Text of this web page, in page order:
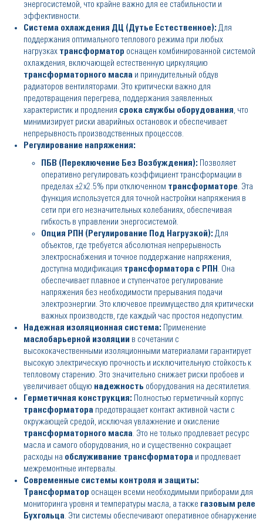
энергосистемой, что крайне важно для ее стабильности и
эффективности.
Система охлаждения ДЦ (Дутье Естественное): Для
поддержания оптимального теплового режима при любых
нагрузках трансформатор оснащен комбинированной системой
охлаждения, включающей естественную циркуляцию
трансформаторного масла и принудительный обдув
радиаторов вентиляторами. Это критически важно для
предотвращения перегрева, поддержания заявленных
характеристик и продления срока службы оборудования, что
минимизирует риски аварийных остановок и обеспечивает
непрерывность производственных процессов.
Регулирование напряжения:
ПБВ (Переключение Без Возбуждения): Позволяет
оперативно регулировать коэффициент трансформации в
пределах ±2x2.5% при отключенном трансформаторе. Эта
функция используется для точной настройки напряжения в
сети при его незначительных колебаниях, обеспечивая
гибкость в управлении энергосистемой.
Опция РПН (Регулирование Под Нагрузкой): Для
объектов, где требуется абсолютная непрерывность
электроснабжения и точное поддержание напряжения,
доступна модификация трансформатора с РПН . Она
обеспечивает плавное и ступенчатое регулирование
напряжения без необходимости прерывания подачи
электроэнергии. Это ключевое преимущество для критически
важных производств, где каждый час простоя недопустим.
Надежная изоляционная система: Применение
маслобарьерной изоляции в сочетании с
высококачественными изоляционными материалами гарантирует
высокую электрическую прочность и исключительную стойкость к
тепловому старению. Это значительно снижает риски пробоев и
увеличивает общую надежность оборудования на десятилетия.
Герметичная конструкция: Полностью герметичный корпус
трансформатора предотвращает контакт активной части с
окружающей средой, исключая увлажнение и окисление
трансформаторного масла. Это не только продлевает ресурс
масла и самого оборудования, но и существенно сокращает
расходы на обслуживание трансформатора и продлевает
межремонтные интервалы.
Современные системы контроля и защиты:
Трансформатор оснащен всеми необходимыми приборами для
мониторинга уровня и температуры масла, а также газовым реле
Бухгольца. Эти системы обеспечивают оперативное обнаружение